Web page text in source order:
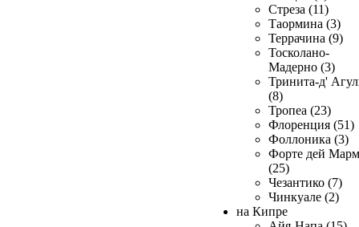
Стреза (11)
Таормина (3)
Террачина (9)
Тосколано-
Мадерно (3)
Тринита-д'
(8)
Тропеа (23)
Флоренция (51)
Фоллоника (3)
Форте дей
(25)
Чезантико (7)
Чинкуале (2)
на Кипре